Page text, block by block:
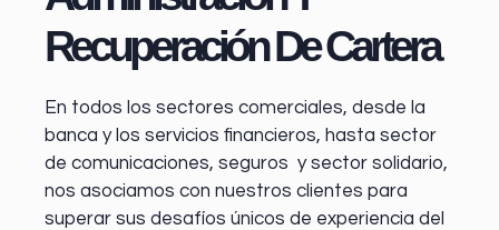
Recuperación De Cartera
En todos los sectores comerciales, desde la
banca y los servicios financieros, hasta sector
de comunicaciones, seguros y sector solidario,
nos asociamos con nuestros clientes para
superar sus desafíos únicos de experiencia del